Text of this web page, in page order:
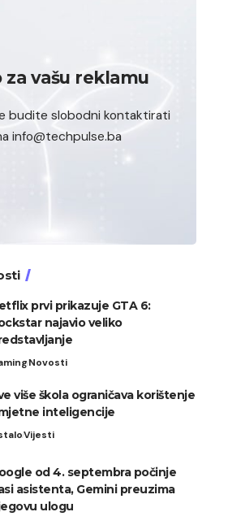
za vašu reklamu
budite slobodni kontaktirati
info@techpulse.ba
prvi prikazuje GTA 6:
najavio veliko
Novosti
više škola ograničava korištenje
inteligencije
Vijesti
od 4. septembra počinje
asistenta, Gemini preuzima
ulogu